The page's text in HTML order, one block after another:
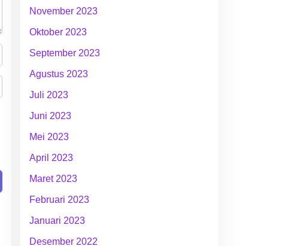
November 2023
Oktober 2023
September 2023
Agustus 2023
Juli 2023
Juni 2023
Mei 2023
April 2023
Maret 2023
Februari 2023
Januari 2023
Desember 2022